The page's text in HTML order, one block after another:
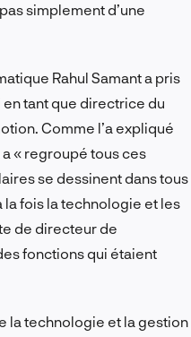
simplement d’une
Rahul Samant a pris
tant que directrice du
Comme l’a expliqué
« regroupé tous ces
se dessinent dans tous
fois la technologie et les
de directeur de
fonctions qui étaient
la technologie et la gestion